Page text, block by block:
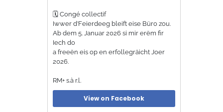
🗓️ Congé collectif
Iwwer d’Feierdeeg bleift eise Büro zou.
Ab dem 5. Januar 2026 si mir erëm fir
Iech do
a freeën eis op en erfollegräicht Joer
2026.
RM+ s.à r.l.
View on Facebook